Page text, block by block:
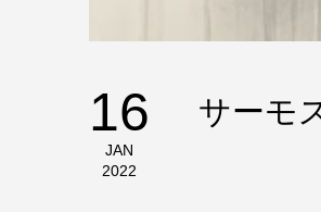
16
JAN
2022
サーモ